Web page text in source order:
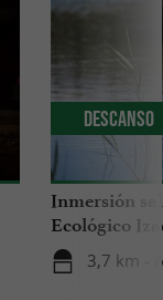
Inmersión
Ecológico
3,7 km -
Descanso